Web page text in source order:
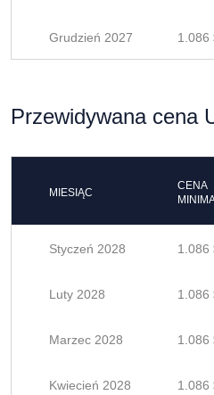
Grudzień 2027 1.086
Przewidywana cena
MIESIĄC
CENA
Styczeń 2028 1.086
Luty 2028 1.086
Marzec 2028 1.086
Kwiecień 2028 1.086